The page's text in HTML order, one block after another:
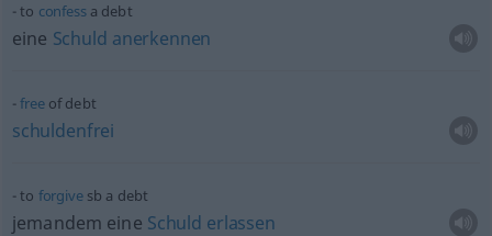
to confessa debt
eine Schuld anerkennen
freeof debt
schuldenfrei
to forgivesb a debt
jemandem eine Schuld erlassen